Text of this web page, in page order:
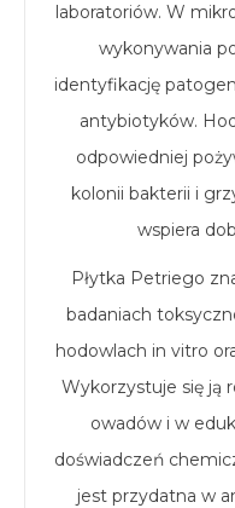
laboratoriów. W
wykonywania
identyfikację
antybiotyków.
odpowiedniej
kolonii bakterii i
wspiera
Płytka Petriego
badaniach
hodowlach in vitro
Wykorzystuje się ją
owadów i w
doświadczeń
jest przydatna w